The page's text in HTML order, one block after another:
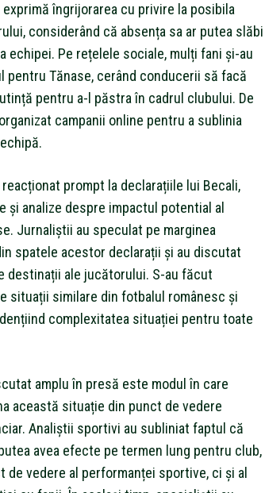
îngrijorarea cu privire la posibila
considerând că absența sa ar putea slăbi
echipei. Pe rețelele sociale, mulți fani și-au
pentru Tănase, cerând conducerii să facă
pentru a-l păstra în cadrul clubului. De
campanii online pentru a sublinia
prompt la declarațiile lui Becali,
și analize despre impactul potential al
Jurnaliștii au speculat pe marginea
spatele acestor declarații și au discutat
destinații ale jucătorului. S-au făcut
situații similare din fotbalul românesc și
complexitatea situației pentru toate
amplu în presă este modul în care
această situație din punct de vedere
Analiștii sportivi au subliniat faptul că
avea efecte pe termen lung pentru club,
de vedere al performanței sportive, ci și al